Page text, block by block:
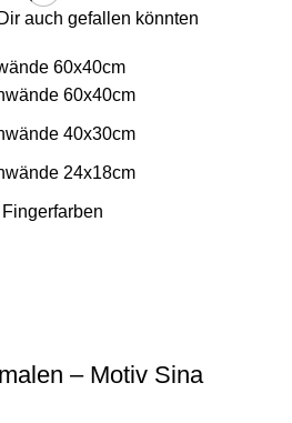
auch gefallen könnten
60x40cm
60x40cm
40x30cm
24x18cm
Fingerfarben
– Motiv Sina